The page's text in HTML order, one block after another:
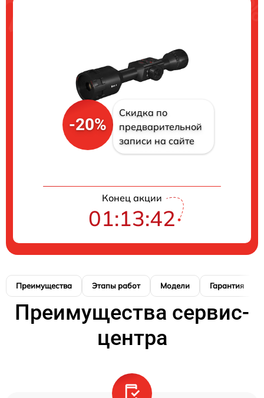
-20%
Скидка по
предварительной
записи на сайте
Конец акции
01:13:42
Преимущества Этапы работ Модели Гарантия
Преимущества сервис-
центра